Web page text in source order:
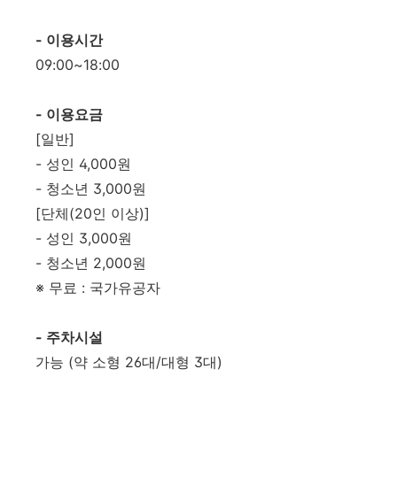
- 이용시간
09:00~18:00
- 이용요금
[일반]
- 성인 4,000원
- 청소년 3,000원
[단체(20인 이상)]
- 성인 3,000원
- 청소년 2,000원
※ 무료 : 국가유공자
- 주차시설
가능 (약 소형 26대/대형 3대)